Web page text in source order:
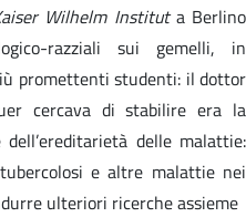
Wilhelm Instituta Berlino
razziali sui gemelli, in
promettenti studenti: il dottor
cercava di stabilire era la
delle malattie:
e altre malattie nei
ulteriori ricerche assieme